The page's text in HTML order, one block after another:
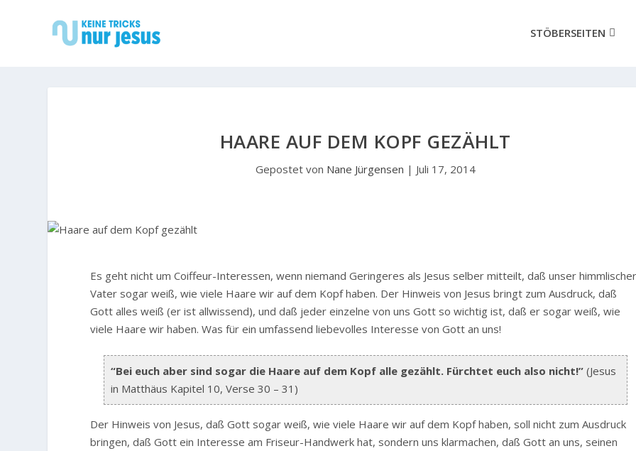
STÖBERSEITEN
HAARE AUF DEM KOPF GEZÄHLT
Gepostet von Nane Jürgensen | Juli 17, 2014
Es geht nicht um Coiffeur-Interessen, wenn niemand Geringeres als Jesus selber mitteilt, daß unser
Vater sogar weiß, wie viele Haare wir auf dem Kopf haben. Der Hinweis von Jesus bringt zum Ausdruck, daß
Gott alles weiß (er ist allwissend), und daß jeder einzelne von uns Gott so wichtig ist, daß er sogar weiß, wie
viele Haare wir haben. Was für ein umfassend liebevolles Interesse von Gott an uns!
“Bei euch aber sind sogar die Haare auf dem Kopf alle gezählt. Fürchtet euch also nicht!” (Jesus
in Matthäus Kapitel 10, Verse 30 – 31)
Der Hinweis von Jesus, daß Gott sogar weiß, wie viele Haare wir auf dem Kopf haben, soll nicht zum Ausdruck
bringen, daß Gott ein Interesse am Friseur-Handwerk hat, sondern uns klarmachen, daß Gott an uns, seinen